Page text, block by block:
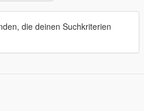
die deinen Suchkriterien